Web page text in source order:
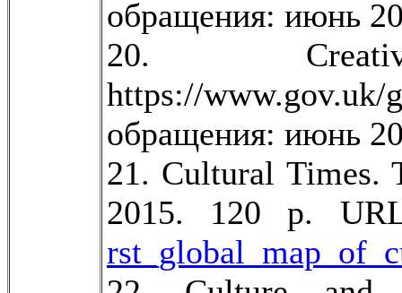
обращения: июнь
20.
https://www.gov.uk/
обращения: июнь
21. Cultural Times.
2015. 120 p.